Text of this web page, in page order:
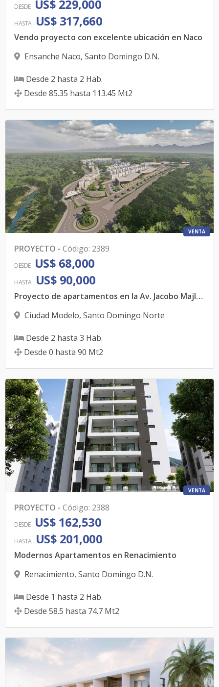
DESDE US$ 229,000
HASTA US$ 317,660
Vendo proyecto con excelente ubicación en Naco
Ensanche Naco, Santo Domingo D.N.
Desde 2 hasta 2 Hab.
Desde 85.35 hasta 113.45 Mt2
VENTA
PROYECTO - Código: 2389
DESDE US$ 68,000
HASTA US$ 90,000
Proyecto de apartamentos en la Av. Jacobo Majluta
Ciudad Modelo, Santo Domingo Norte
Desde 2 hasta 3 Hab.
Desde 0 hasta 90 Mt2
VENTA
PROYECTO - Código: 2388
DESDE US$ 162,530
HASTA US$ 201,000
Modernos Apartamentos en Renacimiento
Renacimiento, Santo Domingo D.N.
Desde 1 hasta 2 Hab.
Desde 58.5 hasta 74.7 Mt2